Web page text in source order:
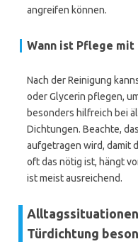
angreifen können.
Wann ist Pflege
Nach der Reinigung
oder Glycerin pflegen,
besonders hilfreich bei
Dichtungen. Beachte,
aufgetragen wird, damit
oft das nötig ist, hängt
ist meist ausreichend.
Türdichtung